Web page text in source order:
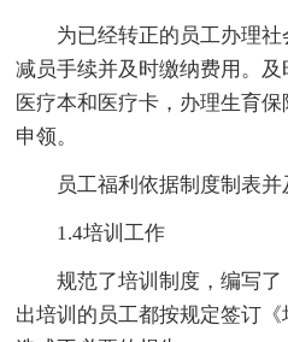
为已经转正的员工办理
减员手续并及时缴纳费用。
医疗本和医疗卡，办理生育
申领。
员工福利依据制度制表并
1.4培训工作
规范了培训制度，编写
出培训的员工都按规定签订